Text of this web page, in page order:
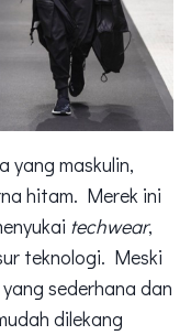
yang maskulin,
hitam. Merek ini
techwear,
teknologi. Meski
sederhana dan
dilekang